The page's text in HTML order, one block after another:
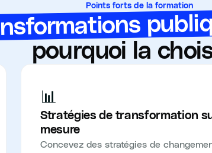
Points forts de la formation
pourquoi la
📊
Stratégies de transformation
mesure
Concevez des stratégies de